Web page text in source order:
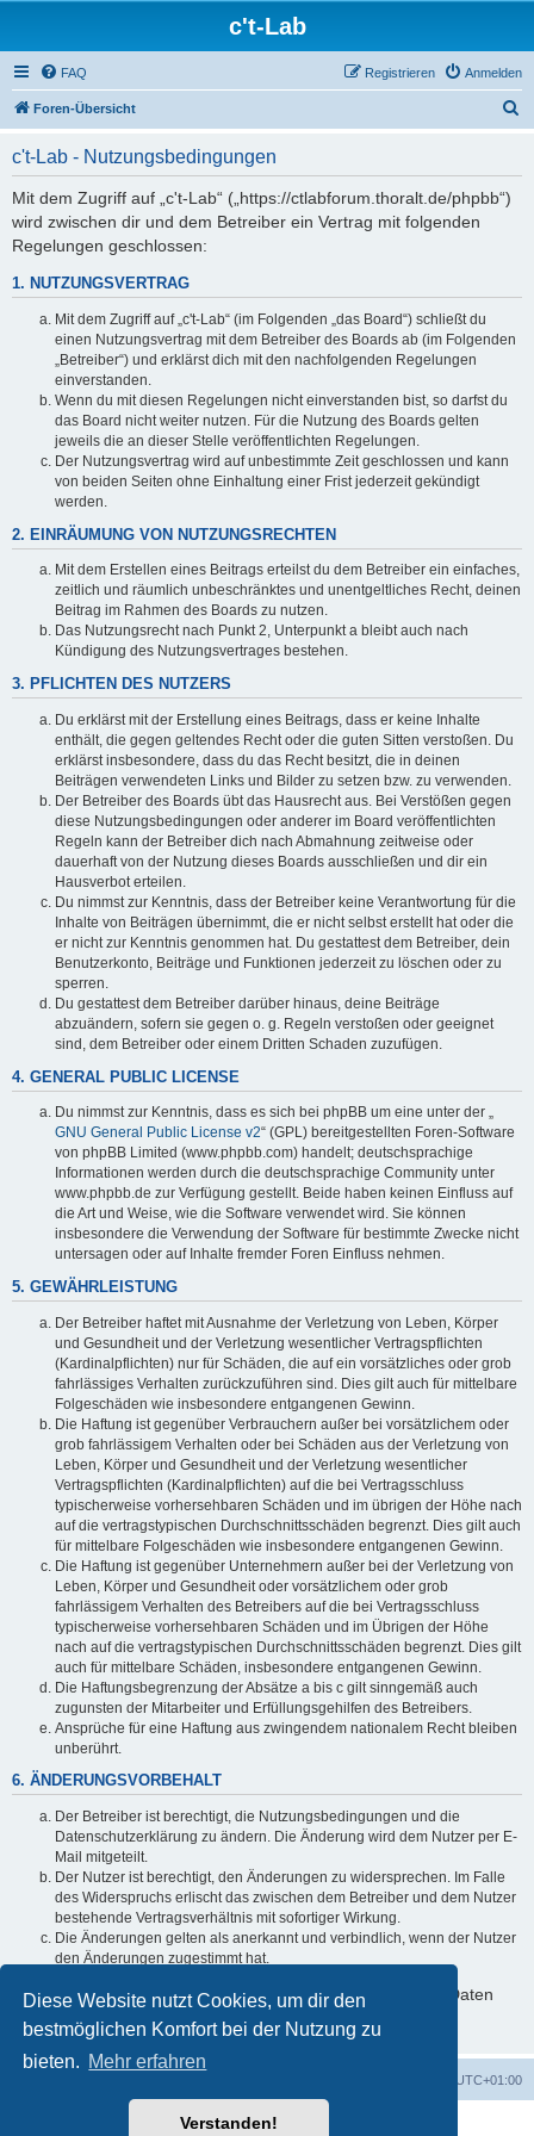
Diese Website nutzt Cookies, um dir den
bestmöglichen Komfort bei der Nutzung zu
bieten. Mehr erfahren
Verstanden!
c't-Lab
FAQ Anmelden
Registrieren
Foren-Übersicht
c't-Lab - Nutzungsbedingungen
Mit dem Zugriff auf „c't-Lab“ („https://ctlabforum.thoralt.de/phpbb“)
wird zwischen dir und dem Betreiber ein Vertrag mit folgenden
Regelungen geschlossen:
1. NUTZUNGSVERTRAG
Mit dem Zugriff auf „c't-Lab“ (im Folgenden „das Board“) schließt du
einen Nutzungsvertrag mit dem Betreiber des Boards ab (im Folgenden
„Betreiber“) und erklärst dich mit den nachfolgenden Regelungen
einverstanden.
Wenn du mit diesen Regelungen nicht einverstanden bist, so darfst du
das Board nicht weiter nutzen. Für die Nutzung des Boards gelten
jeweils die an dieser Stelle veröffentlichten Regelungen.
Der Nutzungsvertrag wird auf unbestimmte Zeit geschlossen und kann
von beiden Seiten ohne Einhaltung einer Frist jederzeit gekündigt
werden.
2. EINRÄUMUNG VON NUTZUNGSRECHTEN
Mit dem Erstellen eines Beitrags erteilst du dem Betreiber ein einfaches,
zeitlich und räumlich unbeschränktes und unentgeltliches Recht, deinen
Beitrag im Rahmen des Boards zu nutzen.
Das Nutzungsrecht nach Punkt 2, Unterpunkt a bleibt auch nach
Kündigung des Nutzungsvertrages bestehen.
3. PFLICHTEN DES NUTZERS
Du erklärst mit der Erstellung eines Beitrags, dass er keine Inhalte
enthält, die gegen geltendes Recht oder die guten Sitten verstoßen. Du
erklärst insbesondere, dass du das Recht besitzt, die in deinen
Beiträgen verwendeten Links und Bilder zu setzen bzw. zu verwenden.
Der Betreiber des Boards übt das Hausrecht aus. Bei Verstößen gegen
diese Nutzungsbedingungen oder anderer im Board veröffentlichten
Regeln kann der Betreiber dich nach Abmahnung zeitweise oder
dauerhaft von der Nutzung dieses Boards ausschließen und dir ein
Hausverbot erteilen.
Du nimmst zur Kenntnis, dass der Betreiber keine Verantwortung für die
Inhalte von Beiträgen übernimmt, die er nicht selbst erstellt hat oder die
er nicht zur Kenntnis genommen hat. Du gestattest dem Betreiber, dein
Benutzerkonto, Beiträge und Funktionen jederzeit zu löschen oder zu
sperren.
Du gestattest dem Betreiber darüber hinaus, deine Beiträge
abzuändern, sofern sie gegen o. g. Regeln verstoßen oder geeignet
sind, dem Betreiber oder einem Dritten Schaden zuzufügen.
4. GENERAL PUBLIC LICENSE
Du nimmst zur Kenntnis, dass es sich bei phpBB um eine unter der „
GNU General Public License v2“ (GPL) bereitgestellten Foren-Software
von phpBB Limited (www.phpbb.com) handelt; deutschsprachige
Informationen werden durch die deutschsprachige Community unter
www.phpbb.de zur Verfügung gestellt. Beide haben keinen Einfluss auf
die Art und Weise, wie die Software verwendet wird. Sie können
insbesondere die Verwendung der Software für bestimmte Zwecke nicht
untersagen oder auf Inhalte fremder Foren Einfluss nehmen.
5. GEWÄHRLEISTUNG
Der Betreiber haftet mit Ausnahme der Verletzung von Leben, Körper
und Gesundheit und der Verletzung wesentlicher Vertragspflichten
(Kardinalpflichten) nur für Schäden, die auf ein vorsätzliches oder grob
fahrlässiges Verhalten zurückzuführen sind. Dies gilt auch für mittelbare
Folgeschäden wie insbesondere entgangenen Gewinn.
Die Haftung ist gegenüber Verbrauchern außer bei vorsätzlichem oder
grob fahrlässigem Verhalten oder bei Schäden aus der Verletzung von
Leben, Körper und Gesundheit und der Verletzung wesentlicher
Vertragspflichten (Kardinalpflichten) auf die bei Vertragsschluss
typischerweise vorhersehbaren Schäden und im übrigen der Höhe nach
auf die vertragstypischen Durchschnittsschäden begrenzt. Dies gilt auch
für mittelbare Folgeschäden wie insbesondere entgangenen Gewinn.
Die Haftung ist gegenüber Unternehmern außer bei der Verletzung von
Leben, Körper und Gesundheit oder vorsätzlichem oder grob
fahrlässigem Verhalten des Betreibers auf die bei Vertragsschluss
typischerweise vorhersehbaren Schäden und im Übrigen der Höhe
nach auf die vertragstypischen Durchschnittsschäden begrenzt. Dies gilt
auch für mittelbare Schäden, insbesondere entgangenen Gewinn.
Die Haftungsbegrenzung der Absätze a bis c gilt sinngemäß auch
zugunsten der Mitarbeiter und Erfüllungsgehilfen des Betreibers.
Ansprüche für eine Haftung aus zwingendem nationalem Recht bleiben
unberührt.
6. ÄNDERUNGSVORBEHALT
Der Betreiber ist berechtigt, die Nutzungsbedingungen und die
Datenschutzerklärung zu ändern. Die Änderung wird dem Nutzer per E-
Mail mitgeteilt.
Der Nutzer ist berechtigt, den Änderungen zu widersprechen. Im Falle
des Widerspruchs erlischt das zwischen dem Betreiber und dem Nutzer
bestehende Vertragsverhältnis mit sofortiger Wirkung.
Die Änderungen gelten als anerkannt und verbindlich, wenn der Nutzer
den Änderungen zugestimmt hat.
Informationen über den Umgang mit deinen persönlichen Daten
sind in der Datenschutzerklärung enthalten.
UTC+01:00
Powered byphpBB® Forum Software © phpBB Limited